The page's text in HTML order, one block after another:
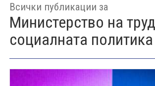
Всички публикации за
Министерство на
социалната политика